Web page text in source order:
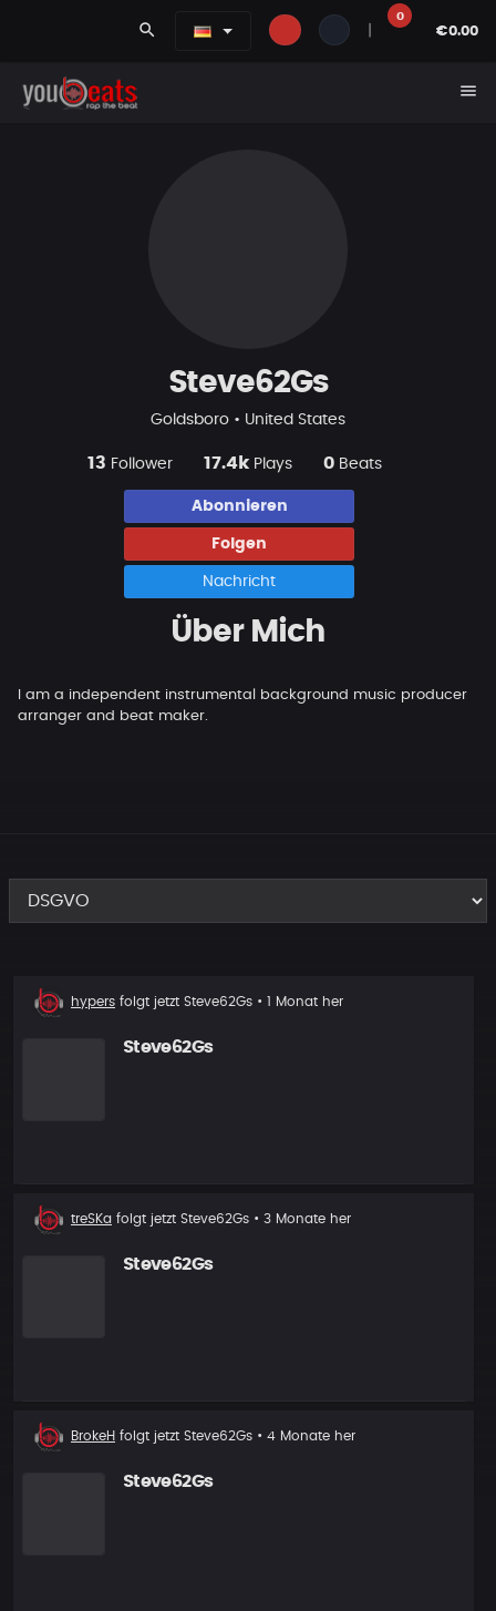
search
0
€0.00
menu
Steve62Gs
Goldsboro • United States
13 Follower 17.4k Plays 0 Beats
Abonnieren
Folgen
Nachricht
Über Mich
I am a independent instrumental background music producer
arranger and beat maker.
Neuer
Follower
hypers folgt jetzt Steve62Gs • 1 Monat her
Steve62Gs
Neuer
treSKa folgt jetzt Steve62Gs • 3 Monate her
Steve62Gs
Neuer
BrokeH folgt jetzt Steve62Gs • 4 Monate her
Steve62Gs